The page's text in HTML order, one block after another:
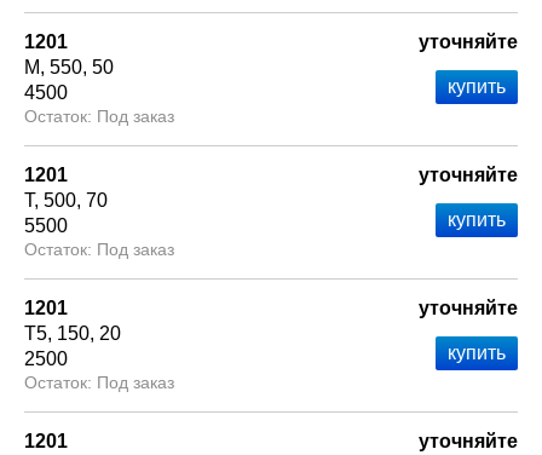
1201
М 550 50
4500
Под заказ
уточняйте
1201
Т 500 70
5500
Под заказ
уточняйте
1201
Т5 150 20
2500
Под заказ
уточняйте
1201
уточняйте